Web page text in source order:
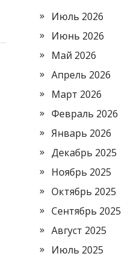
Июль 2026
Июнь 2026
Май 2026
Апрель 2026
Март 2026
Февраль 2026
Январь 2026
Декабрь 2025
Ноябрь 2025
Октябрь 2025
Сентябрь 2025
Август 2025
Июль 2025